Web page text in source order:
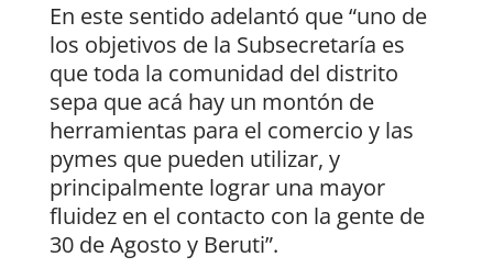
En este sentido adelantó que “uno de
los objetivos de la Subsecretaría es
que toda la comunidad del distrito
sepa que acá hay un montón de
herramientas para el comercio y las
pymes que pueden utilizar, y
principalmente lograr una mayor
fluidez en el contacto con la gente de
30 de Agosto y Beruti”.